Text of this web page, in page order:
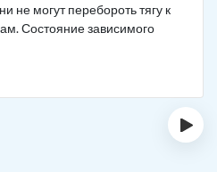
не могут перебороть тягу к
Состояние зависимого
›